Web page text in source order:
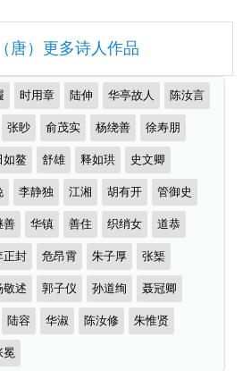
唐）更多诗人作品
时用章 陆伸 华亭故人 陈汝言
张眇 俞茂实 杨绕善 徐寿朋
如鳌 舒雄 释如珙 史文卿
李静独 江湘 胡有开 管御史
善 华镇 善住 织绡女 道恭
正封 危昂霄 朱子厚 张榘
敬述 郭子仪 孙道绚 聂冠卿
陆容 华淑 陈汝修 朱惟贤
冕